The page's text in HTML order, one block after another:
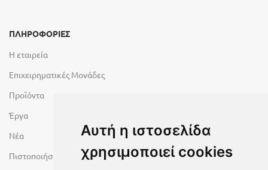
Αυτή η ιστοσελίδα
χρησιμοποιεί cookies
ΠΛΗΡΟΦΟΡΙΕΣ
Η εταιρεία
Επιχειρηματικές Μονάδες
Προϊόντα
Έργα
Νέα
Πιστοποιήσεις